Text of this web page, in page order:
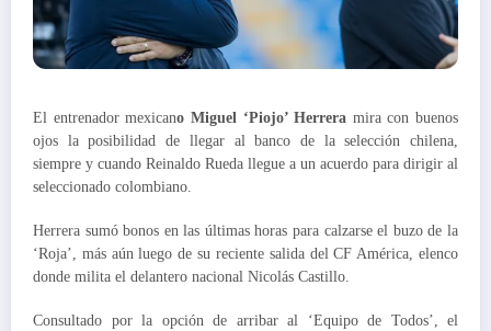
El entrenador mexicano Miguel ‘Piojo’ Herrera mira con buenos
ojos la posibilidad de llegar al banco de la selección chilena,
siempre y cuando Reinaldo Rueda llegue a un acuerdo para dirigir al
seleccionado colombiano.
Herrera sumó bonos en las últimas horas para calzarse el buzo de la
‘Roja’, más aún luego de su reciente salida del CF América, elenco
donde milita el delantero nacional Nicolás Castillo.
Consultado por la opción de arribar al ‘Equipo de Todos’, el